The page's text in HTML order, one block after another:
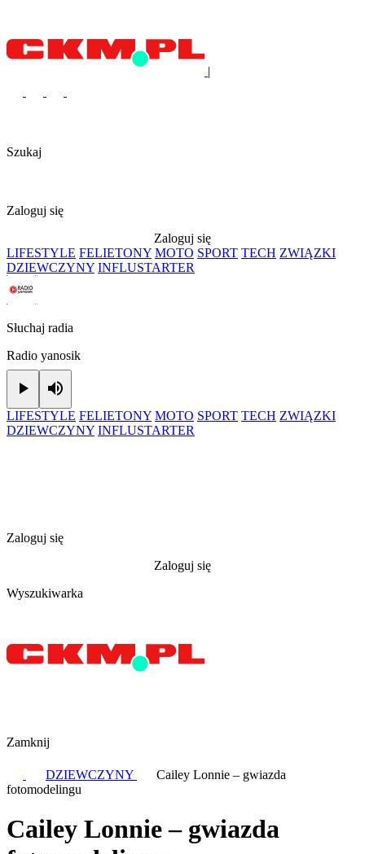
|
Szukaj
Zaloguj się
Zaloguj się
LIFESTYLE FELIETONY MOTO SPORT TECH ZWIĄZKI
DZIEWCZYNY INFLUSTARTER
Słuchaj radia
Radio yanosik
Play
LIFESTYLE FELIETONY MOTO SPORT TECH ZWIĄZKI
DZIEWCZYNY INFLUSTARTER
Zaloguj się
Zaloguj się
Wyszukiwarka
Zamknij
DZIEWCZYNY
Cailey Lonnie – gwiazda
fotomodelingu
Cailey Lonnie – gwiazda